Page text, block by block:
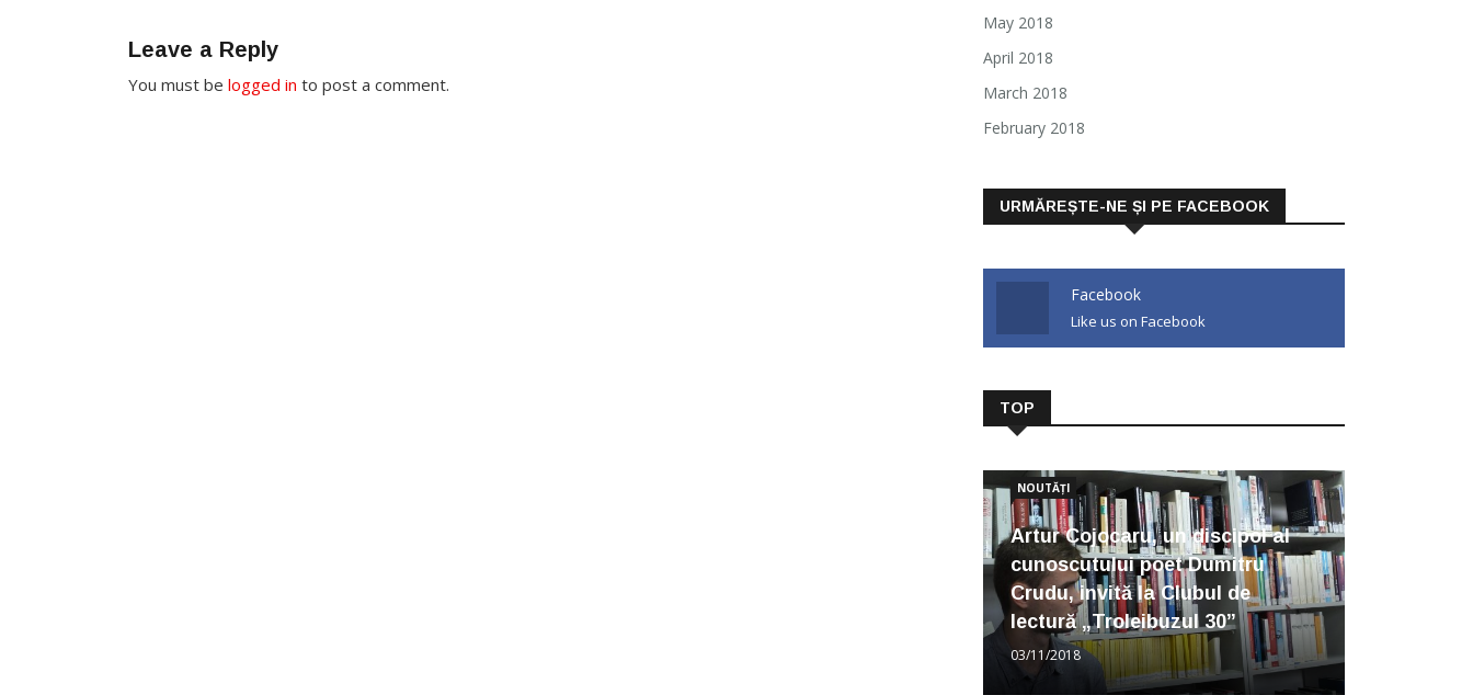
Leave a Reply
You must be logged in to post a comment.
May 2018
April 2018
March 2018
February 2018
URMĂREȘTE-NE ȘI PE FACEBOOK
Facebook
Like us on Facebook
TOP
NOUTĂȚI
Artur Cojocaru, un discipol al
cunoscutului poet Dumitru
Crudu, invită la Clubul de
lectură „Troleibuzul 30”
03/11/2018